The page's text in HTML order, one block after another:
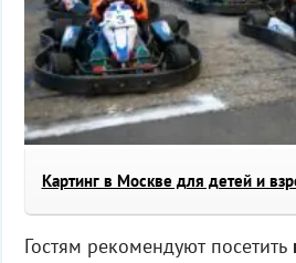
Картинг в Москве для детей и
Гостям рекомендуют посетить